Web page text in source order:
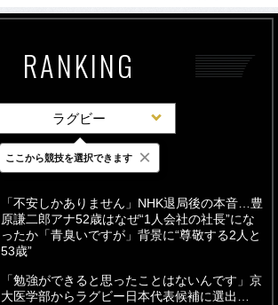
RANKING
ラグビー
最新 24時間 週間
「不安しかありません」NHK退局後の本音…豊
原謙二郎アナ52歳はなぜ“1人会社の社長”にな
ったか「青臭いですが」背景に“尊敬する2人と
53歳”
「勉強ができると思ったことはないんです」京
大医学部からラグビー日本代表候補に選出…
ここから競技を選択できます ×